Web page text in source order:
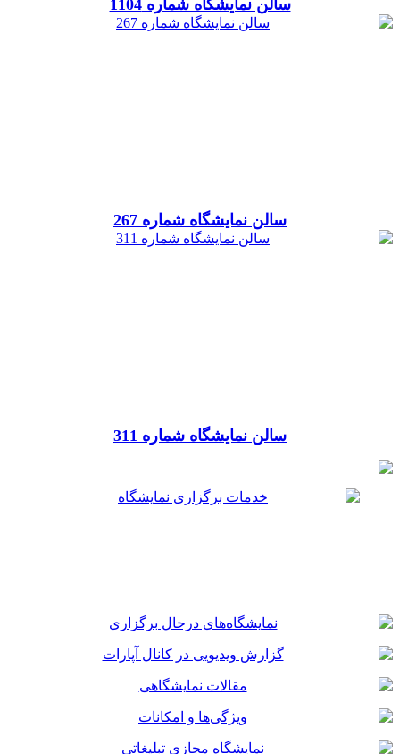
سالن نمایشگاه شماره 1104
سالن نمایشگاه شماره 267
سالن نمایشگاه شماره 311